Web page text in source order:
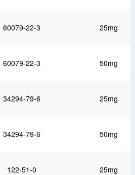
60079-22-3 25mg
60079-22-3 50mg
34294-79-6 25mg
34294-79-6 50mg
122-51-0 25mg